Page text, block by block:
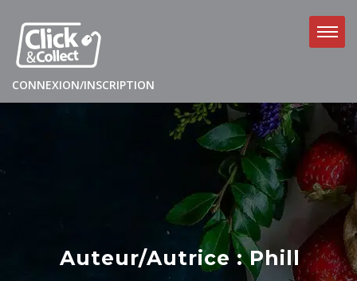
CONNEXION/INSCRIPTION
Auteur/autrice :Phill